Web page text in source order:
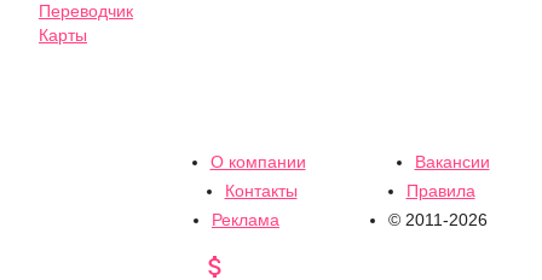
Переводчик
Карты
О компании
Вакансии
Контакты
Правила
Реклама
© 2011-2026
